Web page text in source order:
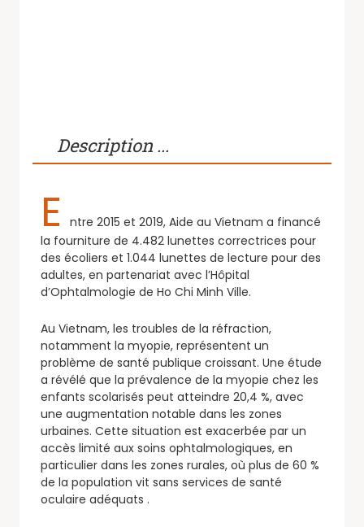
Description ...
E
ntre 2015 et 2019, Aide au Vietnam a financé
la fourniture de 4.482 lunettes correctrices pour
des écoliers et 1.044 lunettes de lecture pour des
adultes, en partenariat avec l’Hôpital
d’Ophtalmologie de Ho Chi Minh Ville.
Au Vietnam, les troubles de la réfraction,
notamment la myopie, représentent un
problème de santé publique croissant. Une étude
a révélé que la prévalence de la myopie chez les
enfants scolarisés peut atteindre 20,4 %, avec
une augmentation notable dans les zones
urbaines. Cette situation est exacerbée par un
accès limité aux soins ophtalmologiques, en
particulier dans les zones rurales, où plus de 60 %
de la population vit sans services de santé
oculaire adéquats .